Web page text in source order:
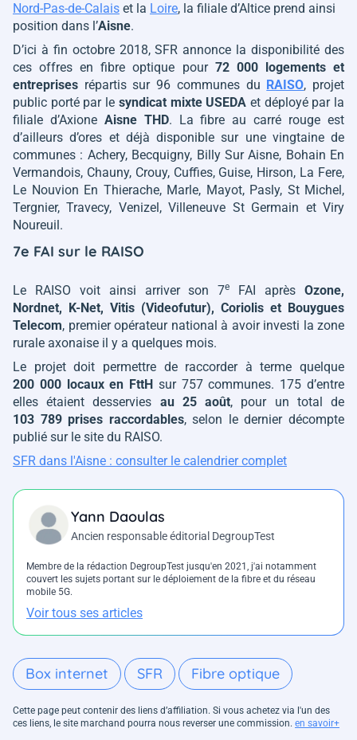
Nord-Pas-de-Calais et la Loire, la filiale d’Altice prend ainsi
position dans l’Aisne.
D’ici à fin octobre 2018, SFR annonce la disponibilité des
ces offres en fibre optique pour 72 000 logements et
entreprises répartis sur 96 communes du RAISO, projet
public porté par le syndicat mixte USEDA et déployé par la
filiale d’Axione Aisne THD. La fibre au carré rouge est
d’ailleurs d’ores et déjà disponible sur une vingtaine de
communes : Achery, Becquigny, Billy Sur Aisne, Bohain En
Vermandois, Chauny, Crouy, Cuffies, Guise, Hirson, La Fere,
Le Nouvion En Thierache, Marle, Mayot, Pasly, St Michel,
Tergnier, Travecy, Venizel, Villeneuve St Germain et Viry
Noureuil.
7e FAI sur le RAISO
Le RAISO voit ainsi arriver son 7e FAI aprèsOzone,
Nordnet, K-Net, Vitis (Videofutur), Coriolis et Bouygues
Telecom, premier opérateur national à avoir investi la zone
rurale axonaise il y a quelques mois.
Le projet doit permettre de raccorder à terme quelque
200 000 locaux en FttH sur 757 communes. 175 d’entre
elles étaient desservies au 25 août, pour un total de
103 789 prises raccordables, selon le dernier décompte
publié sur le site du RAISO.
SFR dans l'Aisne : consulter le calendrier complet
Yann Daoulas
Ancien responsable éditorial DegroupTest
Membre de la rédaction DegroupTest jusqu'en 2021, j'ai notamment
couvert les sujets portant sur le déploiement de la fibre et du réseau
mobile 5G.
Voir tous ses articles
Box internet SFR Fibre optique
Cette page peut contenir des liens d’affiliation. Si vous achetez via l'un des
ces liens, le site marchand pourra nous reverser une commission. en savoir+